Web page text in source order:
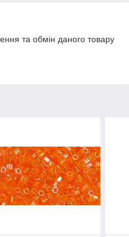
та обмін даного товару